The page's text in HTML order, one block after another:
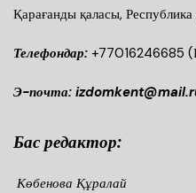
Қарағанды қаласы,
Телефондар: +77016246685
Э-почта:
Бас редактор:
Көбенова Құралай